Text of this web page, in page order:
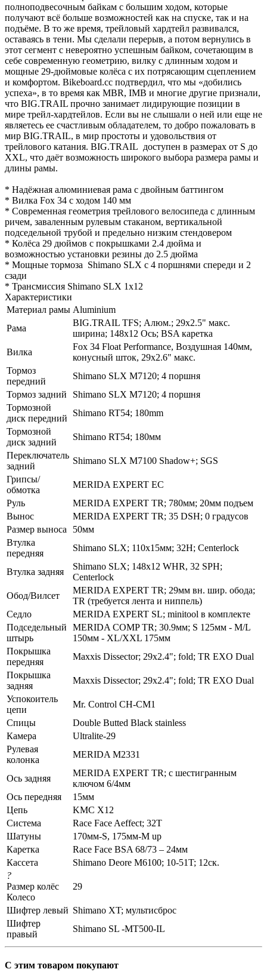
полноподвесочным байкам с большим ходом, которые
получают всё больше возможностей как на спуске, так и на
подъёме. В то же время, трейловый хардтейл развивался,
оставаясь в тени. Мы сделали перерыв, а потом вернулись в
этот сегмент с невероятно успешным байком, сочетающим в
себе современную геометрию, вилку с длинным ходом и
мощные 29-дюймовые колёса с их потрясающим сцеплением
и комфортом. Bikeboard.cc подтвердил, что мы «добились
успеха», в то время как MBR, IMB и многие другие признали,
что BIG.TRAIL прочно занимает лидирующие позиции в
мире трейл-хардтейлов. Если вы не слышали о ней или еще не
являетесь ее счастливым обладателем, то добро пожаловать в
мир BIG.TRAIL, в мир простоты и удовольствия от
трейлового катания. BIG.TRAIL доступен в размерах от S до
XXL, что даёт возможность широкого выбора размера рамы и
длины рамы.
* Надёжная алюминиевая рама с двойным баттингом
* Вилка Fox 34 с ходом 140 мм
* Современная геометрия трейлового велосипеда с длинным
ричем, заваленным рулевым стаканом, вертикальной
подседельной трубой и предельно низким стендовером
* Колёса 29 дюймов с покрышками 2.4 дюйма и
возможностью установки резины до 2.5 дюйма
* Мощные тормоза Shimano SLX с 4 поршнями спереди и 2
сзади
* Трансмиссия Shimano SLX 1x12
Характеристики
Материал рамы Aluminium
Рама
BIG.TRAIL TFS; Алюм.; 29x2.5" макс.
ширина; 148x12 Ось; BSA каретка
Вилка
Fox 34 Float Performance, Воздушная 140мм,
конусный шток, 29x2.6" макс.
Тормоз
передний
Shimano SLX M7120; 4 поршня
Тормоз задний
Shimano SLX M7120; 4 поршня
Тормозной
диск передний
Shimano RT54; 180mm
Тормозной
диск задний
Shimano RT54; 180мм
Переключатель
задний
Shimano SLX M7100 Shadow+; SGS
Грипсы/
обмотка
MERIDA EXPERT EC
Руль
MERIDA EXPERT TR; 780мм; 20мм подъем
Вынос
MERIDA EXPERT TR; 35 DSH; 0 градусов
Размер выноса
50мм
Втулка
передняя
Shimano SLX; 110x15мм; 32H; Centerlock
Втулка задняя
Shimano SLX; 148x12 WHR, 32 SPH;
Centerlock
Обод/Вилсет
MERIDA EXPERT TR; 29мм вн. шир. обода;
TR (требуется лента и ниппель)
Седло
MERIDA EXPERT SL; minitool в комплекте
Подседельный
штырь
MERIDA COMP TR; 30.9мм; S 125мм - M/L
150мм - XL/XXL 175мм
Покрышка
передняя
Maxxis Dissector; 29x2.4"; fold; TR EXO Dual
Покрышка
задняя
Maxxis Dissector; 29x2.4"; fold; TR EXO Dual
Успокоитель
цепи
Mr. Control CH-CM1
Спицы
Double Butted Black stainless
Камера
Ultralite-29
Рулевая
колонка
MERIDA M2331
Ось задняя
MERIDA EXPERT TR; c шестигранным
ключом 6/4мм
Ось передняя
15мм
Цепь
KMC X12
Система
Race Face Aeffect; 32T
Шатуны
170мм-S, 175мм-M up
Каретка
Race Face BSA 68/73 – 24мм
Кассета
Shimano Deore M6100; 10-51T; 12ск.
?
Размер колёс
Колесо
29
Шифтер левый Shimano XT; мультисброс
Шифтер
правый
Shimano SL -MT500-IL
С этим товаром покупают